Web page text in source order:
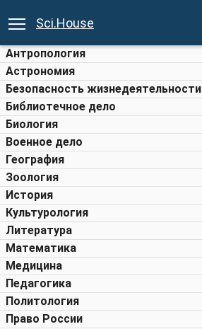
Sci.House
Антропология
Астрономия
Безопасность жизнедеятельности
Библиотечное дело
Биология
Военное дело
География
Зоология
История
Культурология
Литература
Математика
Медицина
Педагогика
Политология
Право России